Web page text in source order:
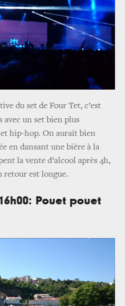
du set de Four Tet, c’est
avec un set bien plus
hip-hop. On aurait bien
en dansant une bière à la
la vente d’alcool après 4h,
retour est longue.
Pouet pouet